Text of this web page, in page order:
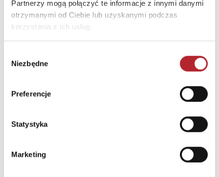
Partnerzy mogą połączyć te informacje z innymi danymi
otrzymanymi od Ciebie lub uzyskanymi podczas
korzystania z ich usług.
zgody
Niezbędne
Preferencje
Statystyka
Marketing
LUBIĘ"
Ulica
E-mail
biuro@naukatolubie.pl
INNI KLIENCI KUPOWALI